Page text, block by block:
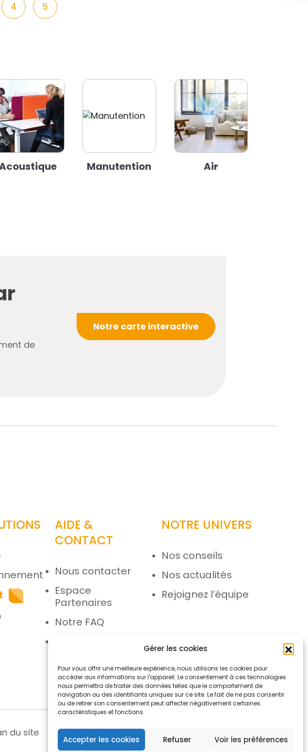
Gérer les cookies
Pour vous offrir une meilleure expérience, nous utilisons les cookies pour
accéder aux informations sur l'appareil. Le consentement à ces technologies
nous permettra de traiter des données telles que le comportement de
navigation ou des identifiants uniques sur ce site. Le fait de ne pas consentir
ou de retirer son consentement peut affecter négativement certaines
caractéristiques et fonctions.
Accepter les cookies Refuser Voir les préférences
4 5
Manutention Air
de
Notre carte interactive
AIDE &
CONTACT
Nous contacter
Espace
Partenaires
Notre FAQ
NOTRE UNIVERS
Nos conseils
Nos actualités
Rejoignez l’équipe
du site Mentions légales